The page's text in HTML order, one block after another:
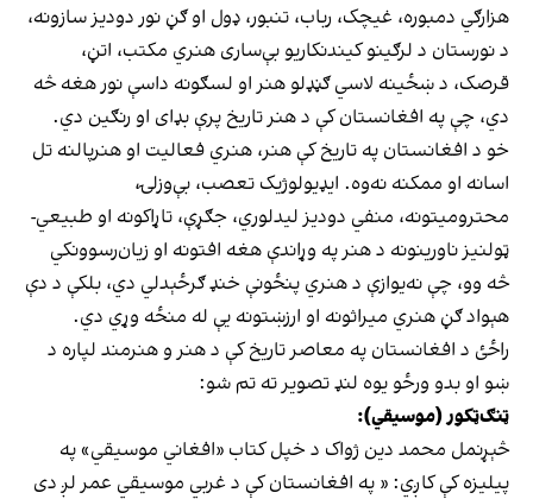
هزارګي دمبوره، غیچک، رباب، تنبور، ډول او ګڼ نور دودیز سازونه،
د نورستان د لرګینو کیندنکاریو بې‌ساری هنري مکتب، اتڼ،
قرصک، د ښځینه لاسي ګڼډلو هنر او لسګونه داسې نور هغه څه
دي، چې په افغانستان کې د هنر تاریخ پرې بډای او رنګین دي.
خو د افغانستان په تاریخ کې هنر، هنري فعالیت او هنرپالنه تل
اسانه او ممکنه نه‌وه. ایډیولوژیک تعصب، بې‌وزلۍ،
محترومیتونه، منفي دودیز لیدلوري، جګړې، تاړاکونه او طبیعي-
ټولنیز ناورینونه د هنر په وړاندې هغه افتونه او زیان‌رسوونکي
څه وو، چې نه‌یوازې د هنري پنځونې خنډ ګرځېدلي دي، بلکې د دې
هېواد ګڼ هنري میراثونه او ارزښتونه یې له منځه وړي دي.
راځئ د افغانستان په معاصر تاریخ کې د هنر و هنرمند لپاره د
ښو او بدو ورځو یوه لنډ تصویر ته تم شو:
ټنګ‌ټکور (موسیقي):
څېړنمل محمد دین ژواک د خپل کتاب «افغاني موسیقي» په
پیلیزه کې کاږي: « په افغانستان کې د غربي موسیقي عمر لږ دی